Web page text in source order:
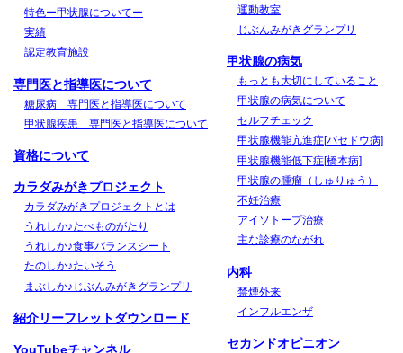
特色ー甲状腺についてー
実績
認定教育施設
専門医と指導医について
糖尿病 専門医と指導医について
甲状腺疾患 専門医と指導医について
資格について
カラダみがきプロジェクト
カラダみがきプロジェクトとは
うれしか♪たべものがたり
うれしか♪食事バランスシート
たのしか♪たいそう
まぶしか♪じぶんみがきグランプリ
紹介リーフレットダウンロード
YouTubeチャンネル
運動教室
じぶんみがきグランプリ
甲状腺の病気
もっとも大切にしていること
甲状腺の病気について
セルフチェック
甲状腺機能亢進症[バセドウ病]
甲状腺機能低下症[橋本病]
甲状腺の腫瘤（しゅりゅう）
不妊治療
アイソトープ治療
主な診療のながれ
内科
禁煙外来
インフルエンザ
セカンドオピニオン